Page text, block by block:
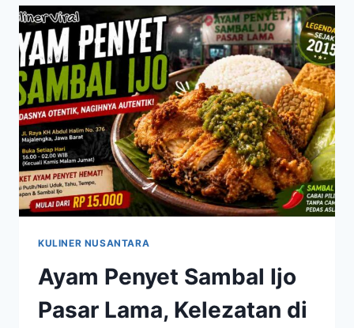
GURIH
DENGAN
AROMA
LEBIH
KUAT
KULINER NUSANTARA
Ayam Penyet Sambal Ijo
Pasar Lama, Kelezatan di